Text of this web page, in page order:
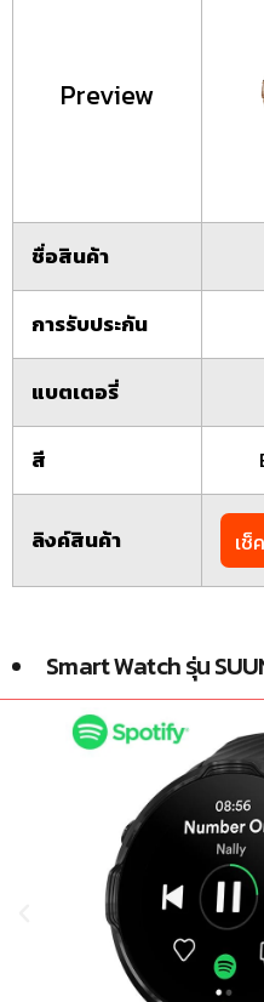
Preview
ชื่อสินค้า
การรับประกัน
แบตเตอรี่
สี
ลิงค์สินค้า เช็
Smart Watch รุ่น